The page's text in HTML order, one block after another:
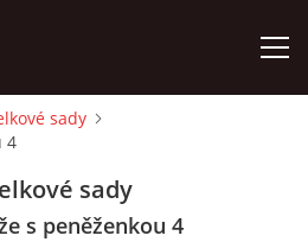
sady
4
sady
s peněženkou 4